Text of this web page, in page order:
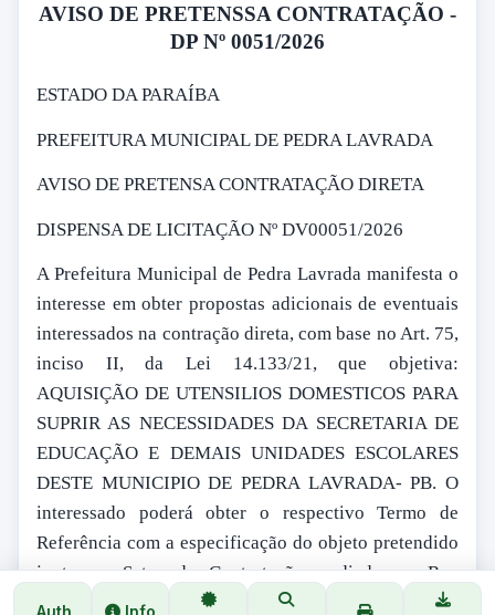
AVISO DE PRETENSSA CONTRATAÇÃO -
DP Nº 0051/2026
ESTADO DA PARAÍBA
PREFEITURA MUNICIPAL DE PEDRA LAVRADA
AVISO DE PRETENSA CONTRATAÇÃO DIRETA
DISPENSA DE LICITAÇÃO Nº DV00051/2026
A Prefeitura Municipal de Pedra Lavrada manifesta o
interesse em obter propostas adicionais de eventuais
interessados na contração direta, com base no Art. 75,
inciso II, da Lei 14.133/21, que objetiva:
AQUISIÇÃO DE UTENSILIOS DOMESTICOS PARA
SUPRIR AS NECESSIDADES DA SECRETARIA DE
EDUCAÇÃO E DEMAIS UNIDADES ESCOLARES
DESTE MUNICIPIO DE PEDRA LAVRADA- PB. O
interessado poderá obter o respectivo Termo de
Referência com a especificação do objeto pretendido
junto ao Setor de Contratação, sediado na Rua
Estudante Eliomar Cordeiro de Sousa, 99 - Centro -
Auth Info